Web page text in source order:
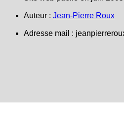
Auteur : Jean-Pierre Roux
Adresse mail :